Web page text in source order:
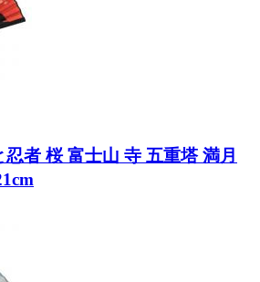
者 桜 富士山 寺 五重塔 満月